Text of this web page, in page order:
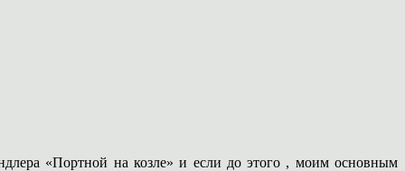
«Портной на козле» и если до этого , моим основным